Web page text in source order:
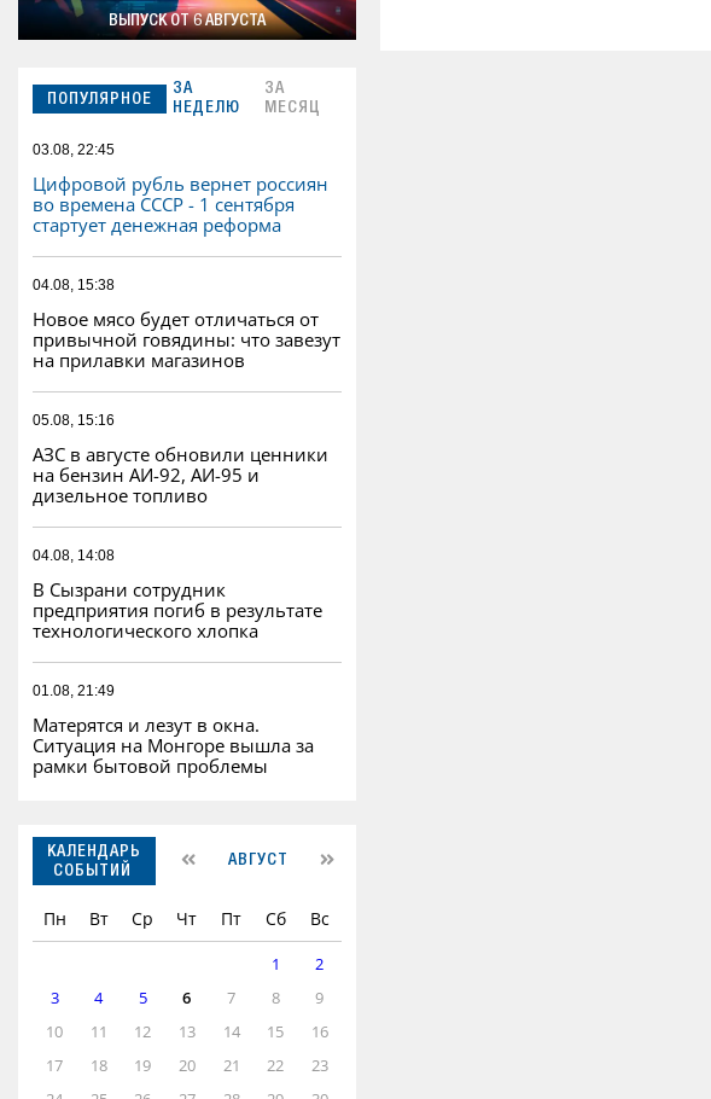
ВЫПУСК ОТ 6 АВГУСТА
ПОПУЛЯРНОЕ
ЗА
НЕДЕЛЮ
ЗА
МЕСЯЦ
03.08, 22:45
Цифровой рубль вернет россиян
во времена СССР - 1 сентября
стартует денежная реформа
04.08, 15:38
Новое мясо будет отличаться от
привычной говядины: что завезут
на прилавки магазинов
05.08, 15:16
АЗС в августе обновили ценники
на бензин АИ-92, АИ-95 и
дизельное топливо
04.08, 14:08
В Сызрани сотрудник
предприятия погиб в результате
технологического хлопка
01.08, 21:49
Матерятся и лезут в окна.
Ситуация на Монгоре вышла за
рамки бытовой проблемы
КАЛЕНДАРЬ
СОБЫТИЙ
АВГУСТ
Пн Вт Ср Чт Пт Сб Вс
1
2
3
4 5 6 7 8
9
10
11 12 13 14 15
16
17
18 19 20 21 22
23